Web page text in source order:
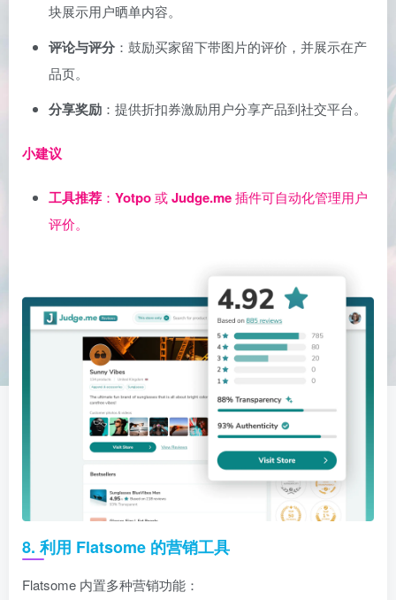
块展示用户晒单内容。
评论与评分 ：鼓励买家留下带图片的评价，并展示在产
品页。
分享奖励 ：提供折扣券激励用户分享产品到社交平台。
小建议
工具推荐 ： Yotpo或Judge.me插件可自动化管理用户
评价。
8. 利用 Flatsome 的营销工具
Flatsome 内置多种营销功能：